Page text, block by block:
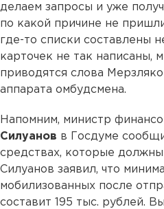
делаем запросы и уже
по какой причине не
где-то списки составлены
карточек не так написаны,
приводятся слова
аппарата омбудсмена.
Напомним, министр
Силуанов в Госдуме
средствах, которые
Силуанов заявил, что
мобилизованных после
составит 195 тыс. рублей.